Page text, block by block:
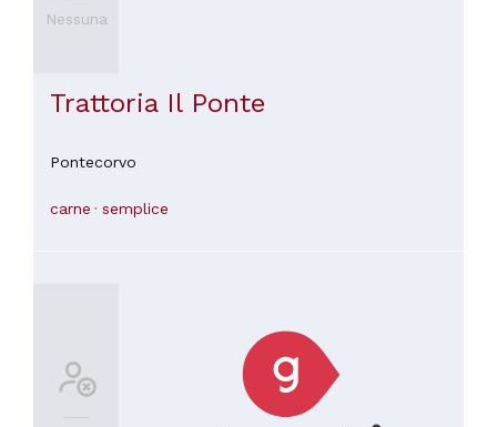
Nessuna
Trattoria Il Ponte
Pontecorvo
carne semplice